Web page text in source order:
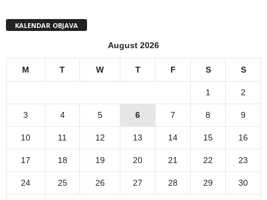
KALENDAR OBJAVA
August 2026
M T W T F S S
1 2
3 4 5 6 7 8 9
10 11 12 13 14 15 16
17 18 19 20 21 22 23
24 25 26 27 28 29 30